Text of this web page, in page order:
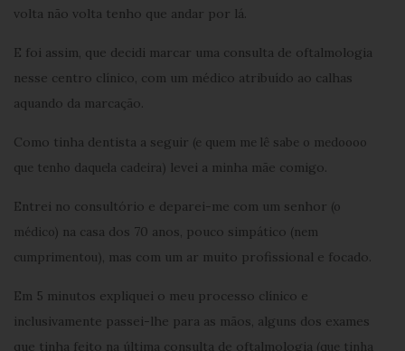
volta não volta tenho que andar por lá.
E foi assim, que decidi marcar uma consulta de oftalmologia
nesse centro clínico, com um médico atribuído ao calhas
aquando da marcação.
Como tinha dentista a seguir (e quem me lê sabe o medoooo
que tenho daquela cadeira) levei a minha mãe comigo.
Entrei no consultório e deparei-me com um senhor (o
médico) na casa dos 70 anos, pouco simpático (nem
cumprimentou), mas com um ar muito profissional e focado.
Em 5 minutos expliquei o meu processo clínico e
inclusivamente passei-lhe para as mãos, alguns dos exames
que tinha feito na última consulta de oftalmologia (que tinha